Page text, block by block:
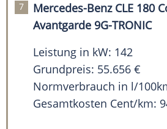
Mercedes-Benz CLE 180
Avantgarde 9G-TRONIC
Leistung in kW: 142
Grundpreis: 55.656 €
Normverbrauch in l/
Gesamtkosten Cent/km: